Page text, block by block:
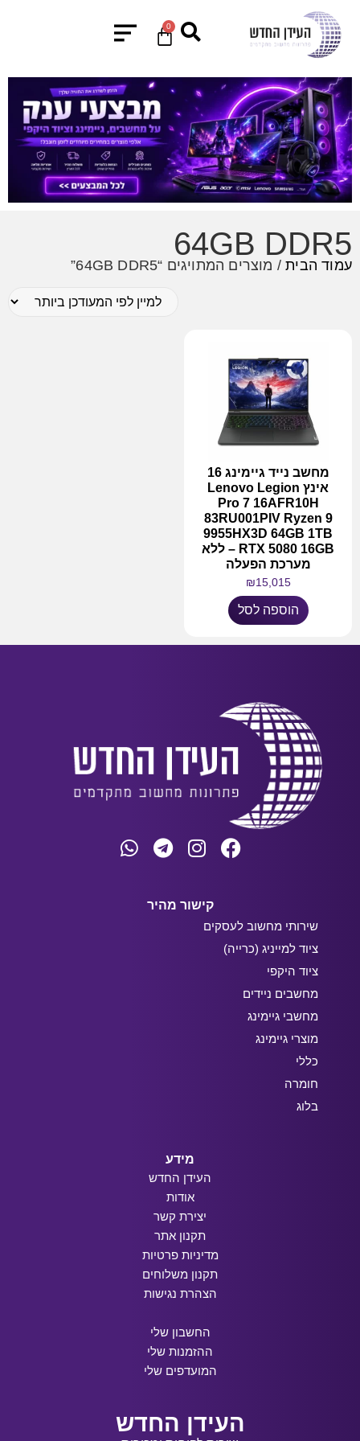
0
64GB DDR5
עמוד הבית/ מוצרים המתויגים “64GB DDR5”
מחשב נייד גיימינג 16
אינץ Lenovo Legion
Pro 7 16AFR10H
83RU001PIV Ryzen 9
9955HX3D 64GB 1TB
RTX 5080 16GB – ללא
מערכת הפעלה
₪15,015
הוספה לסל
קישור מהיר
שירותי מחשוב לעסקים
ציוד למייניג (כרייה)
ציוד היקפי
מחשבים ניידים
מחשבי גיימינג
מוצרי גיימינג
כללי
חומרה
בלוג
מידע
העידן החדש
אודות
יצירת קשר
תקנון אתר
מדיניות פרטיות
תקנון משלוחים
הצהרת נגישות
החשבון שלי
ההזמנות שלי
המועדפים שלי
העידן החדש